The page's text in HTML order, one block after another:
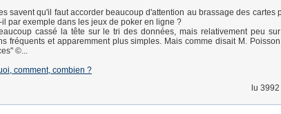
savent qu'il faut accorder beaucoup d'attention au brassage des cartes
par exemple dans les jeux de poker en ligne ?
cassé la tête sur le tri des données, mais relativement peu
fréquents et apparemment plus simples. Mais comme disait M. Poisson
©...
comment, combien ?
lu